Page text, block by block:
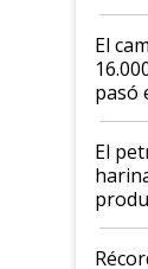
El
pasó
El
el
diez